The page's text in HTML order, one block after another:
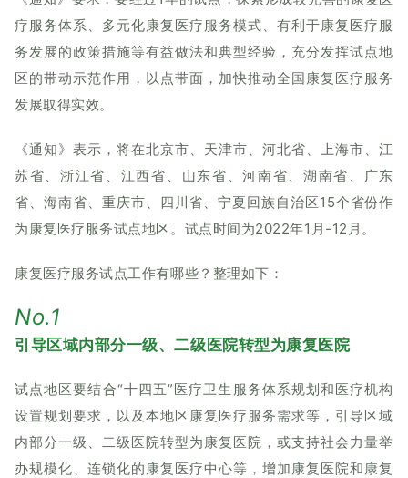
疗服务体系、多元化康复医疗服务模式、有利于康复医疗服
务发展的政策措施等有益做法和典型经验，充分发挥试点地
区的带动示范作用，以点带面，加快推动全国康复医疗服务
发展取得实效。
《通知》表示，将在北京市、天津市、河北省、上海市、江
苏省、浙江省、江西省、山东省、河南省、湖南省、广东
省、海南省、重庆市、四川省、宁夏回族自治区15个省份作
为康复医疗服务试点地区。试点时间为2022年1月-12月。
康复医疗服务试点工作有哪些？整理如下：
No.1
引导区域内部分一级、二级医院转型为康复医院
试点地区要结合“十四五”医疗卫生服务体系规划和医疗机构
设置规划要求，以及本地区康复医疗服务需求等，引导区域
内部分一级、二级医院转型为康复医院，或支持社会力量举
办规模化、连锁化的康复医疗中心等，增加康复医院和康复